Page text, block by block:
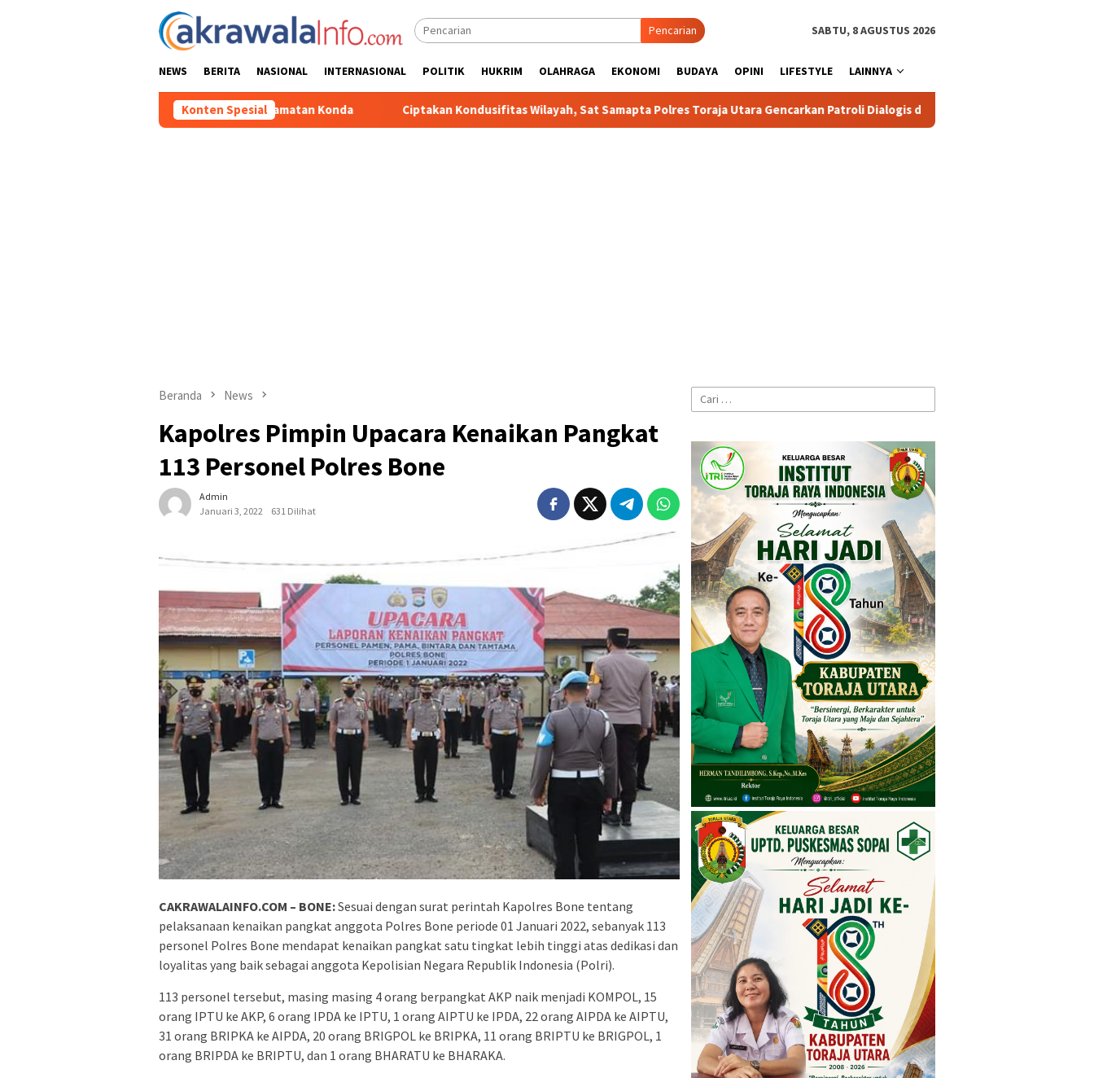
Pencarian SABTU, 8 AGUSTUS 2026
NEWS BERITA NASIONAL INTERNASIONAL POLITIK HUKRIM OLAHRAGA EKONOMI BUDAYA OPINI LIFESTYLE LAINNYA
Konten Spesial
Tingkat Kecamatan Konda Ciptakan Kondusifitas Wilayah, Sat Samapta Polres Toraja Utara Gencarkan Patroli Dialogis dan Sosialisasi Layanan 110
Beranda News
Kapolres Pimpin Upacara Kenaikan Pangkat
113 Personel Polres Bone
Admin
Januari 3, 2022
631 Dilihat
CAKRAWALAINFO.COM – BONE:Sesuai dengan surat perintah Kapolres Bone tentang
pelaksanaan kenaikan pangkat anggota Polres Bone periode 01 Januari 2022, sebanyak 113
personel Polres Bone mendapat kenaikan pangkat satu tingkat lebih tinggi atas dedikasi dan
loyalitas yang baik sebagai anggota Kepolisian Negara Republik Indonesia (Polri).
113 personel tersebut, masing masing 4 orang berpangkat AKP naik menjadi KOMPOL, 15
orang IPTU ke AKP, 6 orang IPDA ke IPTU, 1 orang AIPTU ke IPDA, 22 orang AIPDA ke AIPTU,
31 orang BRIPKA ke AIPDA, 20 orang BRIGPOL ke BRIPKA, 11 orang BRIPTU ke BRIGPOL, 1
orang BRIPDA ke BRIPTU, dan 1 orang BHARATU ke BHARAKA.
Cari
untuk: